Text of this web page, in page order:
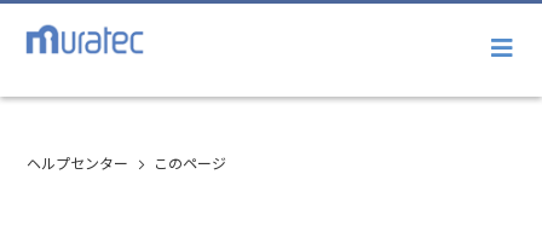
ヘルプセンター このページ